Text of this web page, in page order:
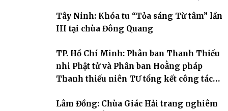
cho hơn 60 tu sinh.Tây Ninh: Khóa tu “Tỏa sáng Từ tâm” lần
III tại chùa Đông Quang
TP. Hồ Chí Minh: Phân ban Thanh Thiếu
nhi Phật tử và Phân ban Hoằng pháp
Thanh thiếu niên TƯ tổng kết công tác
Lâm Đồng: Chùa Giác Hải trang nghiêm